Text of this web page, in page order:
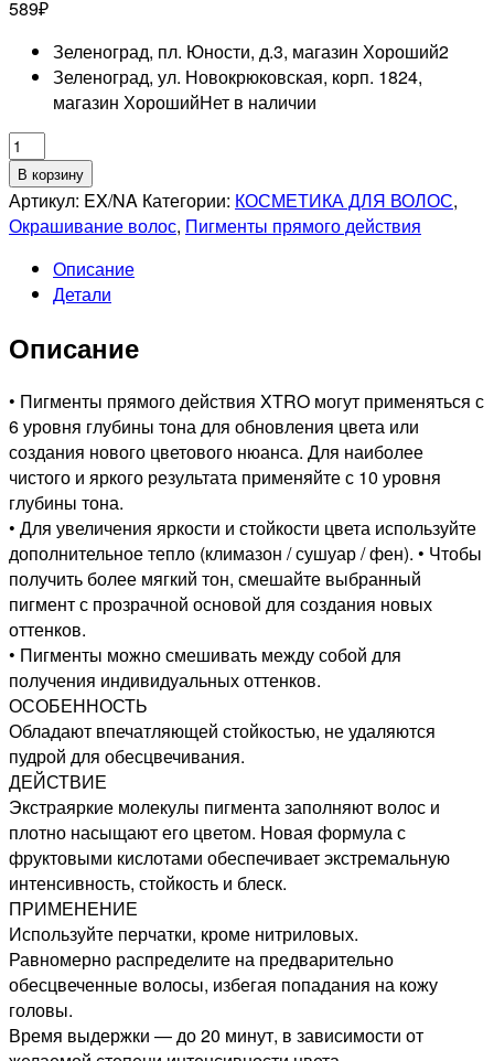
589₽
Зеленоград, пл. Юности, д.3, магазин Хороший2
Зеленоград, ул. Новокрюковская, корп. 1824,
магазин ХорошийНет в наличии
Количество
товара
ESTEL
PROFESSIONNEL
BLACK
Алый,
прямого
для
волос,
100мл
В корзину
Артикул: EX/NA Категории: КОСМЕТИКА ДЛЯ ВОЛОС,
Окрашивание волос, Пигменты прямого действия
Описание
Детали
Описание
• Пигменты прямого действия XTRO могут применяться с
6 уровня глубины тона для обновления цвета или
создания нового цветового нюанса. Для наиболее
чистого и яркого результата применяйте с 10 уровня
глубины тона.
• Для увеличения яркости и стойкости цвета используйте
дополнительное тепло (климазон / сушуар / фен). • Чтобы
получить более мягкий тон, смешайте выбранный
пигмент с прозрачной основой для создания новых
оттенков.
• Пигменты можно смешивать между собой для
получения индивидуальных оттенков.
ОСОБЕННОСТЬ
Обладают впечатляющей стойкостью, не удаляются
пудрой для обесцвечивания.
ДЕЙСТВИЕ
Экстраяркие молекулы пигмента заполняют волос и
плотно насыщают его цветом. Новая формула с
фруктовыми кислотами обеспечивает экстремальную
интенсивность, стойкость и блеск.
ПРИМЕНЕНИЕ
Используйте перчатки, кроме нитриловых.
Равномерно распределите на предварительно
обесцвеченные волосы, избегая попадания на кожу
головы.
Время выдержки — до 20 минут, в зависимости от